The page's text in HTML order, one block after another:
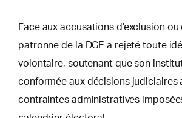
Face aux accusations d’exclusion ou
patronne de la DGE a rejeté toute
volontaire, soutenant que son
conformée aux décisions judiciaires
contraintes administratives